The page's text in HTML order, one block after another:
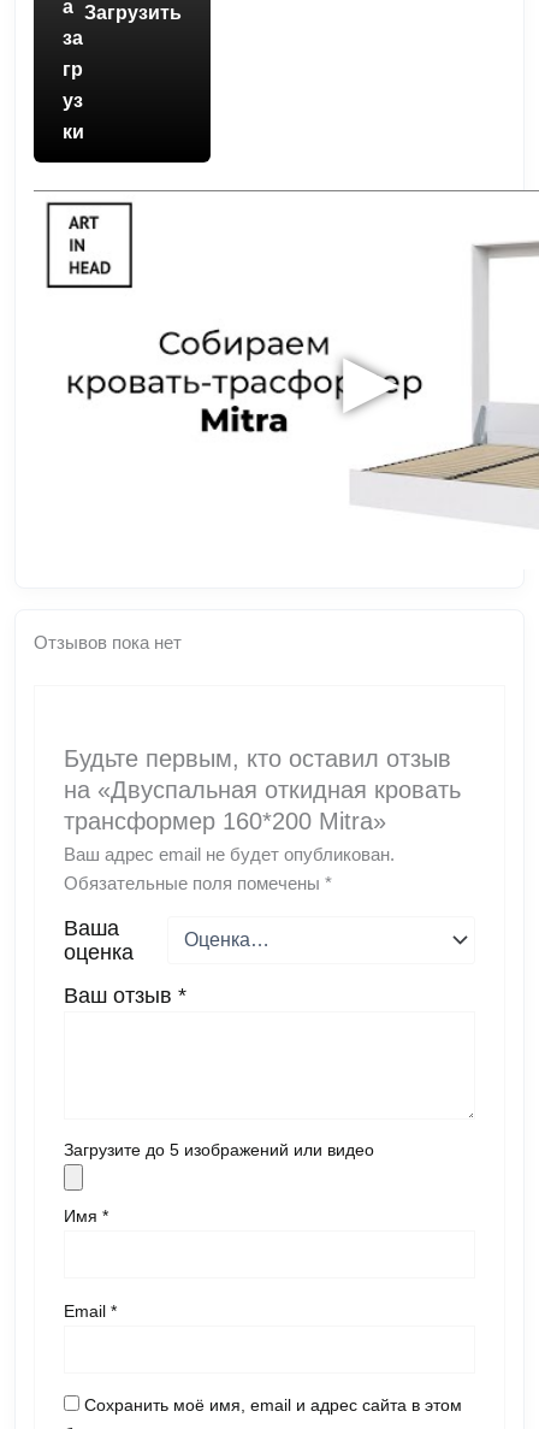
Загрузить
▶
Отзывов пока нет
Будьте первым, кто оставил отзыв
на «Двуспальная откидная кровать
трансформер 160*200 Mitra»
Ваш адрес email не будет опубликован.
Обязательные поля помечены *
Ваша
оценка
Ваш отзыв *
Загрузите до 5 изображений или видео
Имя *
Email *
Сохранить моё имя, email и адрес сайта в этом